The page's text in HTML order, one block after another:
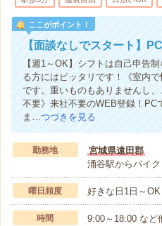
ここがポイント！
【面談なしでスタート】
【週1～OK】シフトは自己申告
る方にはピッタリです！《室内
です。重いものもありませんし
不要》来社不要のWEB登録！
ま…つづきを見る
勤務地
宮城県遠田郡
涌谷駅からバイ
曜日頻度 好きな日1日～
時間
9:00～18:00 な